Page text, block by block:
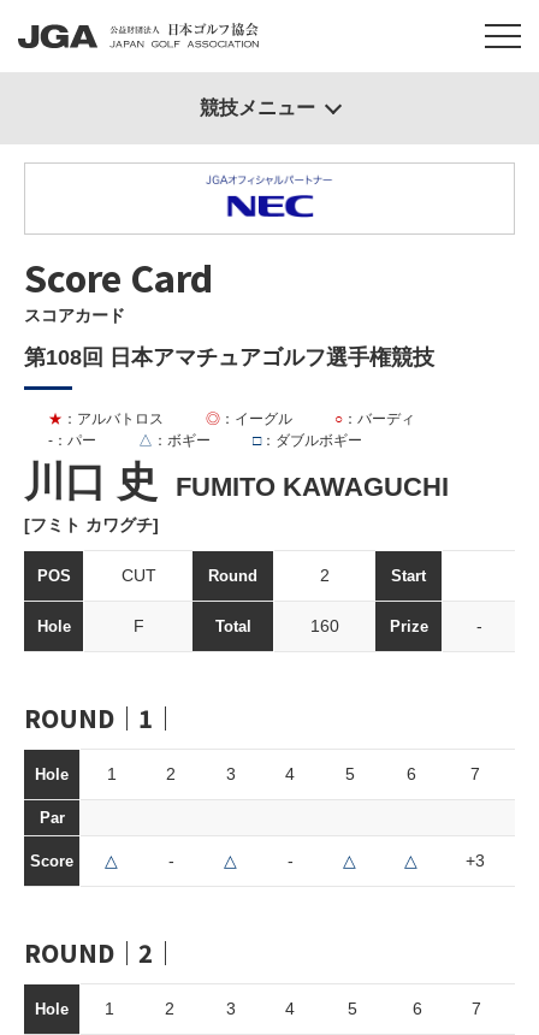
Score Card
スコアカード
第108回 日本アマチュアゴルフ選手権競技
川口 史 FUMITO KAWAGUCHI
[フミト カワグチ]
★ ：アルバトロス ◎ ：イーグル ○ ：バーディ
- ：パー △ ：ボギー □：ダブルボギー
POS CUT Round 2 Start
Hole F Total 160 Prize -
ROUND｜1｜
Hole 1 2 3 4 5 6 7
Par
Score △ - △ - △ △ +3
ROUND｜2｜
Hole 1 2 3 4 5 6 7
競技メニュー